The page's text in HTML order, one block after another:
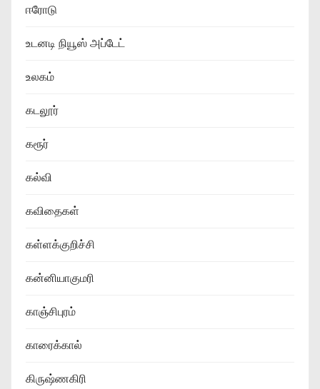
ஈரோடு
உடனடி நியூஸ் அப்டேட்
உலகம்
கடலூர்
கரூர்
கல்வி
கவிதைகள்
கள்ளக்குறிச்சி
கன்னியாகுமரி
காஞ்சிபுரம்
காரைக்கால்
கிருஷ்ணகிரி